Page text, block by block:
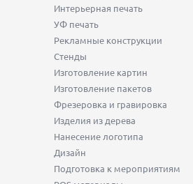
Интерьерная печать
УФ печать
Рекламные конструкции
Стенды
Изготовление картин
Изготовление пакетов
Фрезеровка и гравировка
Изделия из дерева
Нанесение логотипа
Дизайн
Подготовка к мероприятиям